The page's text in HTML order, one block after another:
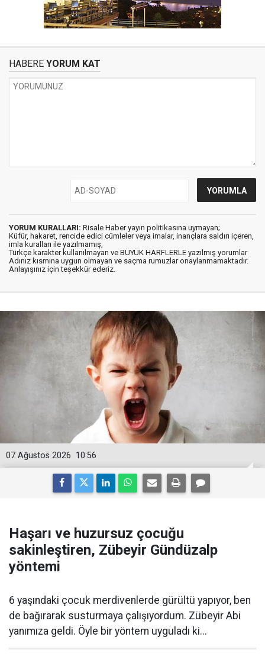
HABERE YORUM KAT
YORUM KURALLARI: Risale Haber yayın politikasına uymayan;
Küfür, hakaret, rencide edici cümleler veya imalar, inançlara saldırı içeren,
imla kuralları ile yazılmamış,
Türkçe karakter kullanılmayan ve BÜYÜK HARFLERLE yazılmış yorumlar
Adınız kısmına uygun olmayan ve saçma rumuzlar onaylanmamaktadır.
Anlayışınız için teşekkür ederiz.
10:56
07 Ağustos 2026
Haşarı ve huzursuz çocuğu
sakinleştiren, Zübeyir Gündüzalp
yöntemi
6 yaşındaki çocuk merdivenlerde gürültü yapıyor, ben
de bağırarak susturmaya çalışıyordum. Zübeyir Abi
yanımıza geldi. Öyle bir yöntem uyguladı ki...